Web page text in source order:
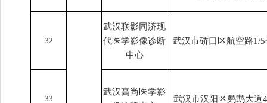
32
武汉联影同济现
代医学影像诊断
中心
武汉市硚口区航空路1/
33
武汉高尚医学影
武汉市汉阳区鹦鹉大道